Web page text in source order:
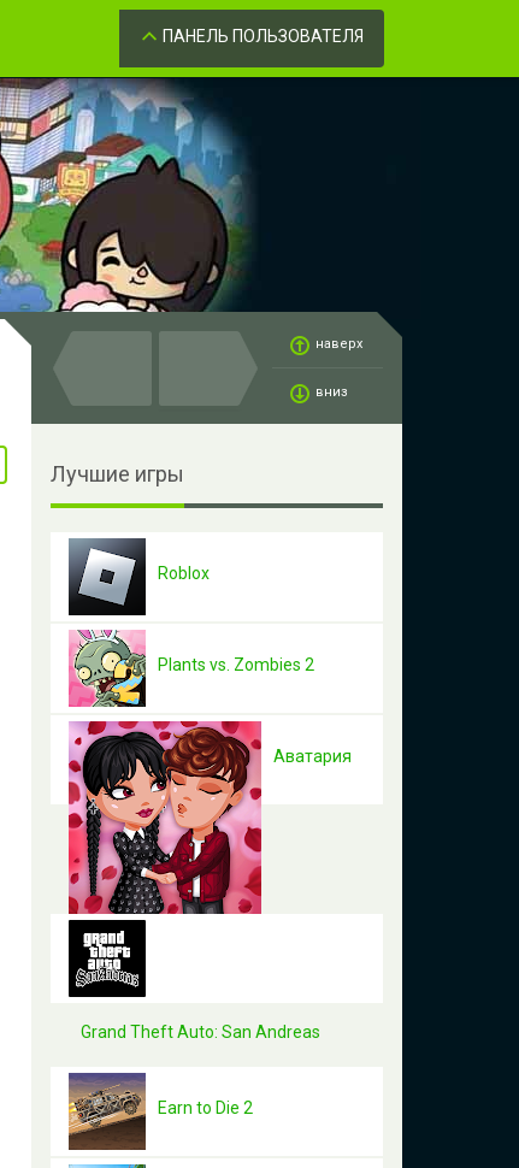
Забыли пароль?
ПАНЕЛЬ ПОЛЬЗОВАТЕЛЯ
наверх
вниз
Лучшие игры
Roblox
Plants vs. Zombies 2
Аватария
Grand Theft Auto: San Andreas
Earn to Die 2